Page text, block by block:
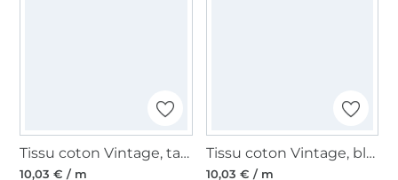
Tissu coton Vintage, taupe
10,03 € / m
Tissu coton Vintage, bleu royal
10,03 € / m